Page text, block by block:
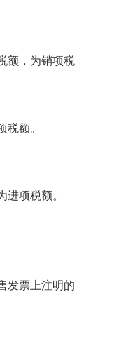
额，为销项税
额。
项税额。
发票上注明的